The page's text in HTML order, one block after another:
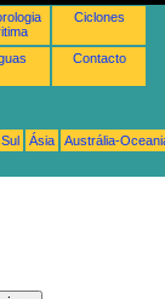
Ciclones
Contacto
Ásia
Austrália-